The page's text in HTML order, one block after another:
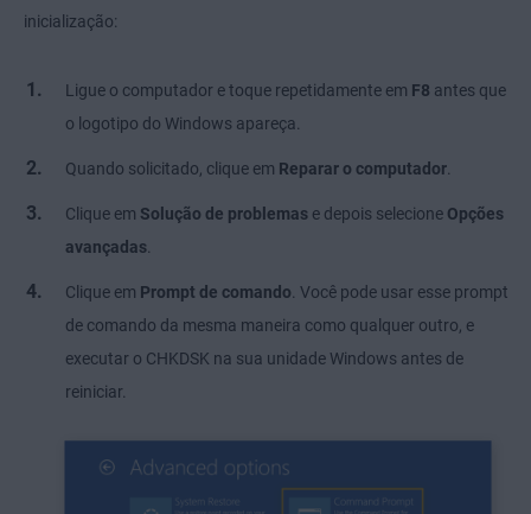
inicialização:
Ligue o computador e toque repetidamente em F8 antes que
o logotipo do Windows apareça.
Quando solicitado, clique em Reparar o computador.
Clique em Solução de problemas e depois selecione Opções
avançadas.
Clique em Prompt de comando. Você pode usar esse prompt
de comando da mesma maneira como qualquer outro, e
executar o CHKDSK na sua unidade Windows antes de
reiniciar.